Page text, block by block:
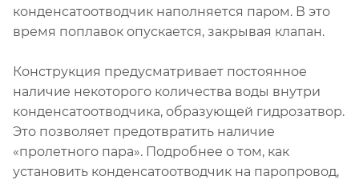
конденсатоотводчик наполняется паром. В это
время поплавок опускается, закрывая клапан.
Конструкция предусматривает постоянное
наличие некоторого количества воды внутри
конденсатоотводчика, образующей гидрозатвор.
Это позволяет предотвратить наличие
«пролетного пара». Подробнее о том, как
установить конденсатоотводчик на паропровод,